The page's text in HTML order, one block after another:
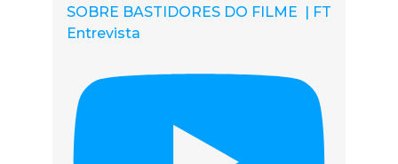
SOBRE BASTIDORES DO FILME | FT
Entrevista